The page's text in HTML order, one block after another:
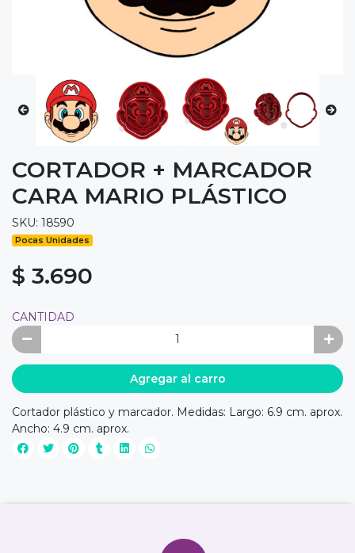
CORTADOR + MARCADOR
CARA MARIO PLÁSTICO
SKU: 18590
Pocas Unidades
$ 3.690
CANTIDAD
Agregar al carro
Cortador plástico y marcador. Medidas: Largo: 6.9 cm. aprox.
Ancho: 4.9 cm. aprox.